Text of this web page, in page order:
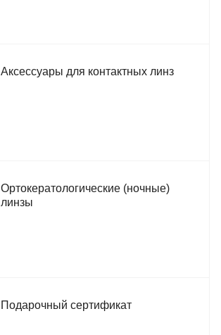
Аксессуары для контактных линз
Ортокератологические (ночные)
линзы
Подарочный сертификат